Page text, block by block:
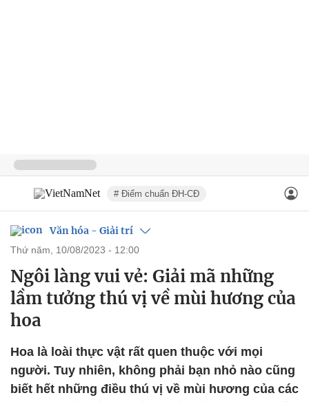
# Điểm chuẩn ĐH-CĐ
Văn hóa - Giải trí
thứ năm, 10/08/2023 - 12:00
Ngôi làng vui vẻ: Giải mã những
lầm tưởng thú vị về mùi hương của
hoa
Hoa là loài thực vật rất quen thuộc với mọi
người. Tuy nhiên, không phải bạn nhỏ nào cũng
biết hết những điều thú vị về mùi hương của các